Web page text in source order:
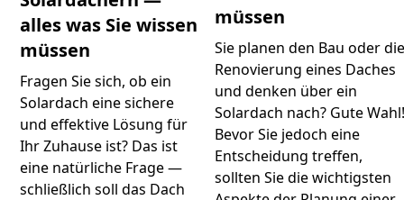
alles was Sie wissen
müssen
Fragen Sie sich, ob ein
Solardach eine sichere
und effektive Lösung für
Ihr Zuhause ist? Das ist
eine natürliche Frage —
schließlich soll das Dach
müssen
Sie planen den Bau oder
Renovierung eines Daches
und denken über ein
Solardach nach? Gute
Bevor Sie jedoch eine
Entscheidung treffen,
sollten Sie die wichtigsten